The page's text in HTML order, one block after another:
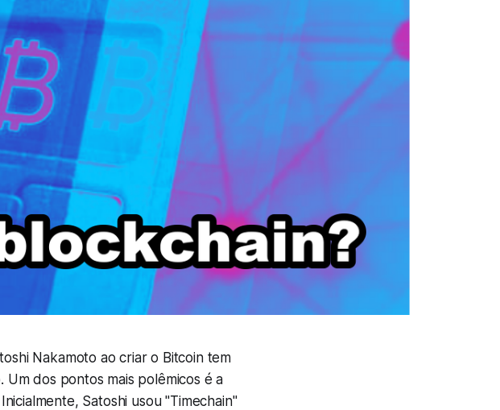
Nakamoto ao criar o Bitcoin tem
dos pontos mais polêmicos é a
Satoshi usou "Timechain"